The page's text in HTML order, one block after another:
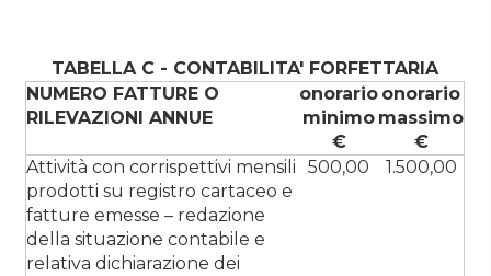
TABELLA C - CONTABILITA' FORFETTARIA
NUMERO FATTURE O
RILEVAZIONI ANNUE
onorario
minimo
€
onorario
massimo
€
Attività con corrispettivi mensili
prodotti su registro cartaceo e
fatture emesse – redazione
della situazione contabile e
relativa dichiarazione dei
500,00 1.500,00